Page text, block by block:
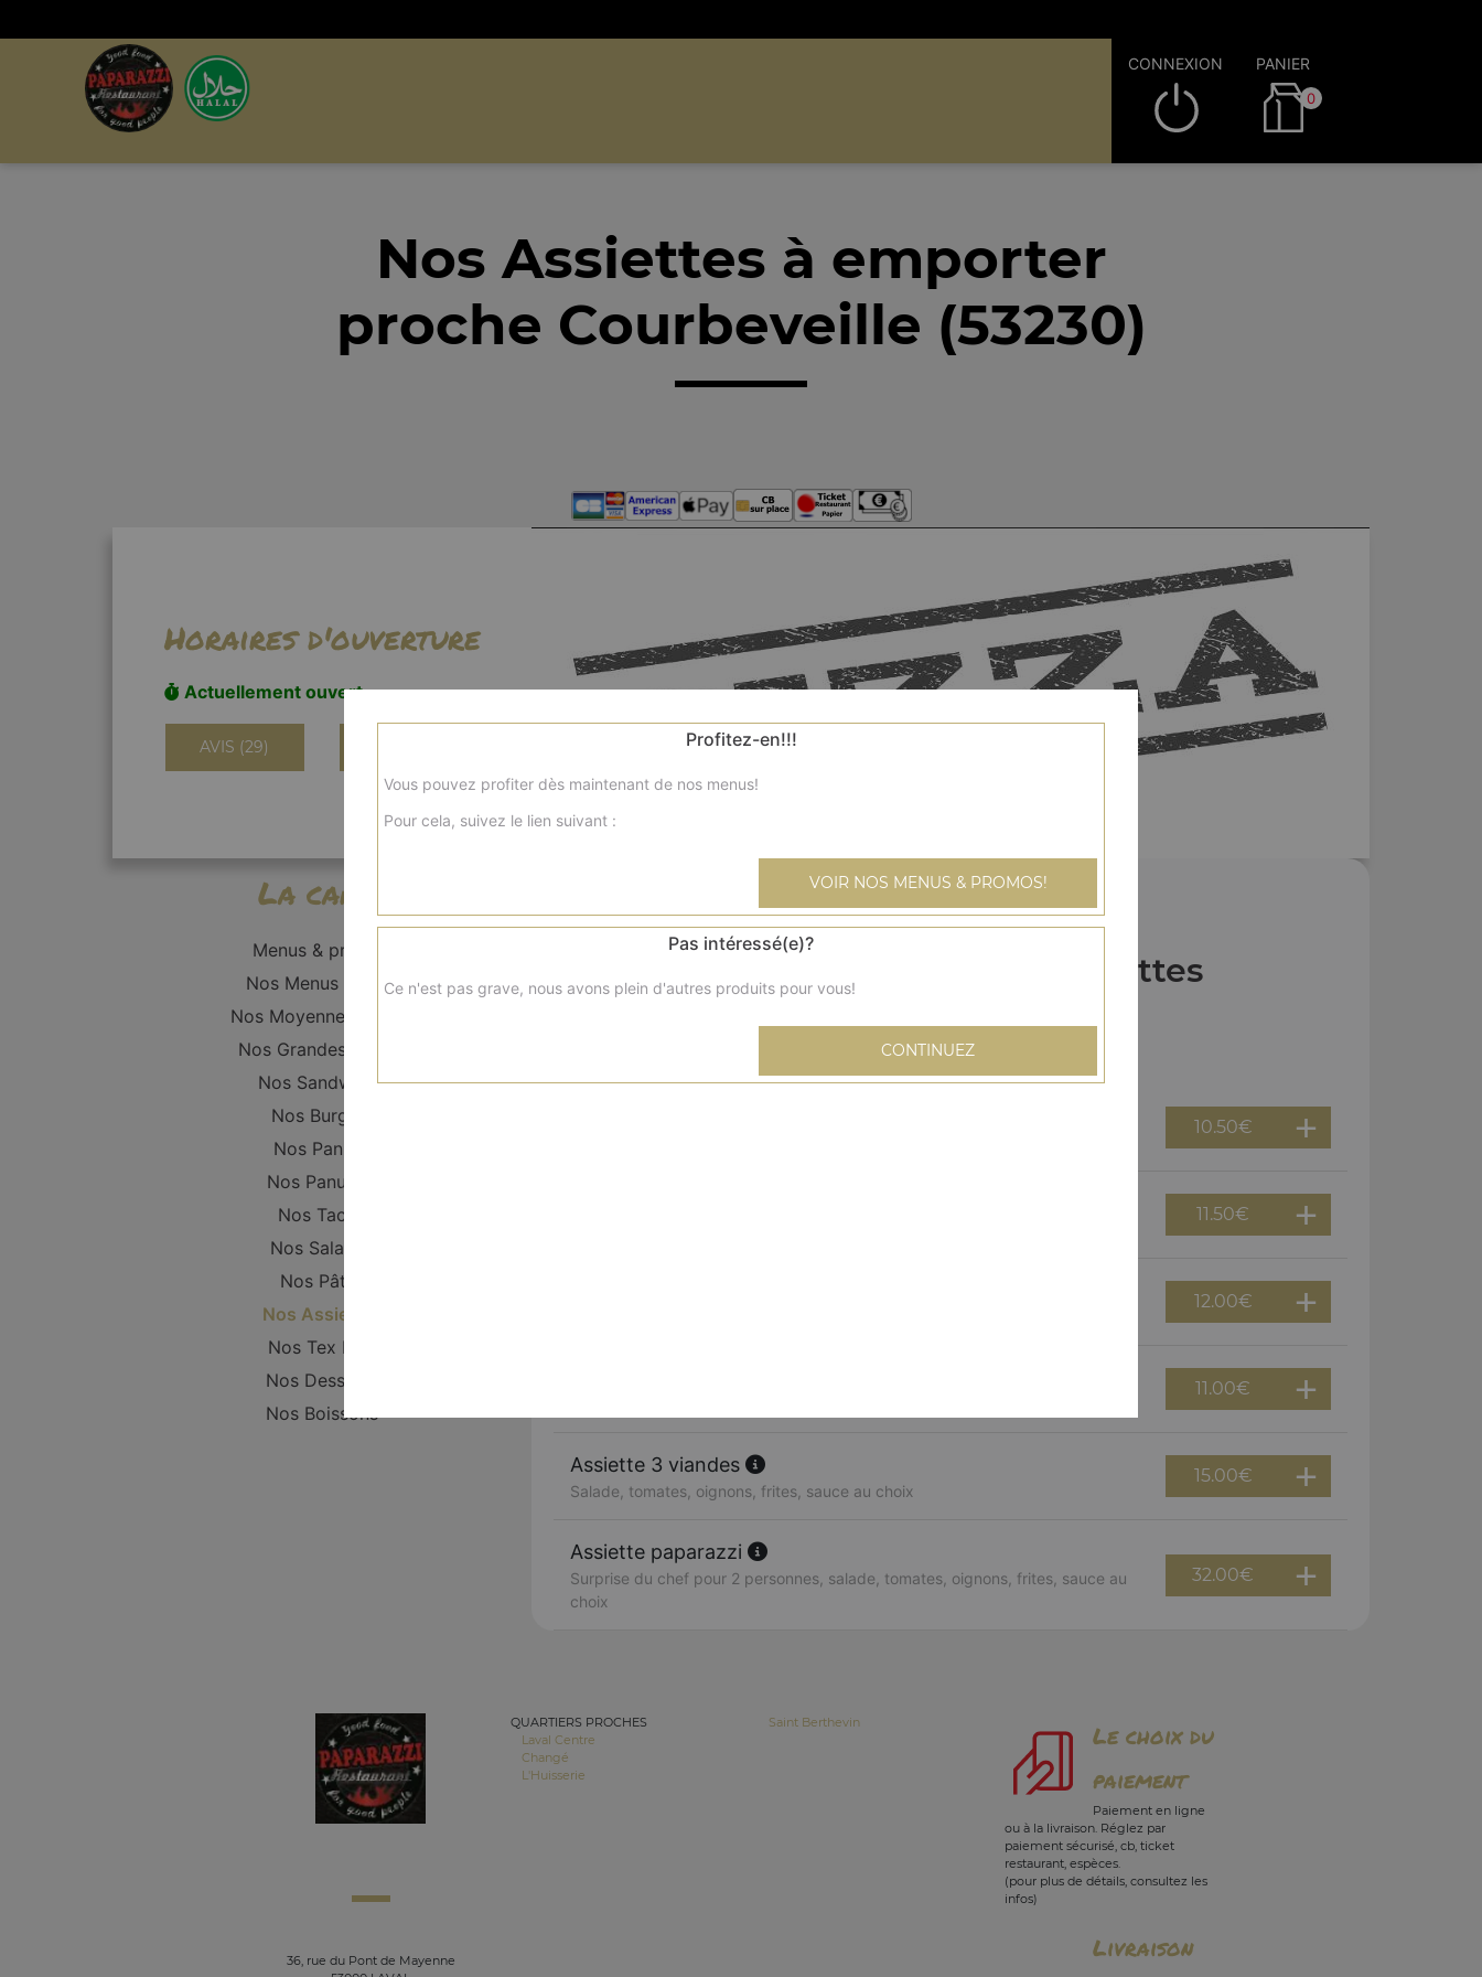
CONNEXION PANIER
0
Nos Assiettes à emporter
proche Courbeveille (53230)
Horaires d'ouverture
Actuellement ouvert
AVIS (29)
La carte
Menus & promos
Nos Menus Enfant
Nos Moyennes Pizzas
Nos Grandes Pizzas
Nos Sandwichs
Nos Burgers
Nos Paninis
Nos Panuzzo
Nos Tacos
Nos Salades
Nos Pâtes
Nos Assiettes
Nos Tex Mex
Nos Desserts
Nos Boissons
Nos Assiettes
10.50€
11.50€
12.00€
11.00€
Assiette 3 viandes
Salade, tomates, oignons, frites, sauce au choix
15.00€
Assiette paparazzi
Surprise du chef pour 2 personnes, salade, tomates, oignons, frites, sauce au
choix
32.00€
36, rue du Pont de Mayenne
QUARTIERS PROCHES
Laval Centre
Changé
L'Huisserie
Saint Berthevin
Le choix du
paiement
Paiement en ligne
ou à la livraison. Réglez par
paiement sécurisé, cb, ticket
restaurant, espèces.
(pour plus de détails, consultez les
infos)
Livraison
Profitez-en!!!
Vous pouvez profiter dès maintenant de nos menus!
Pour cela, suivez le lien suivant :
VOIR NOS MENUS & PROMOS!
Pas intéressé(e)?
Ce n'est pas grave, nous avons plein d'autres produits pour vous!
CONTINUEZ